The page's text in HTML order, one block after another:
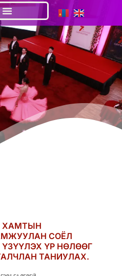
ХАМТЫН
СОЁЛ
ҮР НӨЛӨӨГ
ТАНИУЛАХ.